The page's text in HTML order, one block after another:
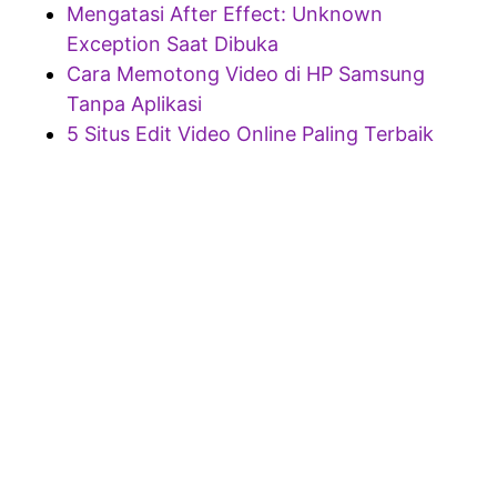
Mengatasi After Effect: Unknown
Exception Saat Dibuka
Cara Memotong Video di HP Samsung
Tanpa Aplikasi
5 Situs Edit Video Online Paling Terbaik